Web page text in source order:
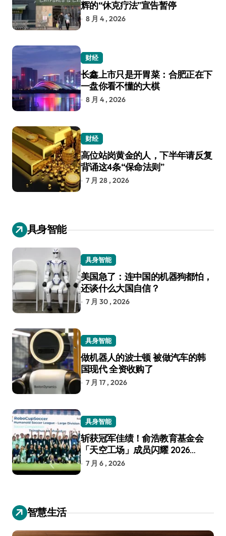
辉的“休克疗法”宣告暂停
8 月 4 , 2026
财经
长鑫上市只是开胃菜：合肥正在下
一盘你看不懂的大棋
8 月 4 , 2026
财经
高位站岗黄金的人，下半年请反复
背诵这4条“保命法则”
7 月 28 , 2026
具身智能
具身智能
美国急了：连中国的机器狗都怕，
还谈什么大国自信？
7 月 30 , 2026
具身智能
做机器人的波士顿 被做汽车的韩
国现代 全资收购了
7 月 17 , 2026
具身智能
斩获冠军佳绩！俞浩教育基金会
「天空工场」成员闪耀 2026
RoboCup 机器人世界杯
7 月 6 , 2026
智慧生活